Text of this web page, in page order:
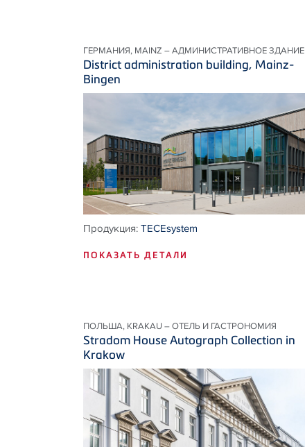
ГЕРМАНИЯ, MAINZ – АДМИНИСТРАТИВНОЕ ЗДАНИЕ
District administration building, Mainz-
Bingen
Продукция:TECEsystem
ПОКАЗАТЬ ДЕТАЛИ
ПОЛЬША, KRAKAU – ОТЕЛЬ И ГАСТРОНОМИЯ
Stradom House Autograph Collection in
Krakow